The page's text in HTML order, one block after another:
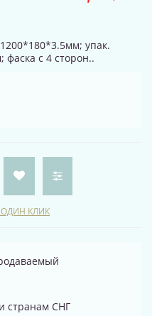
упак.
с 4 сторон..
ОДИН КЛИК
странам СНГ